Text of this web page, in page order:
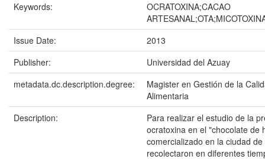
Keywords:
OCRATOXINA;CACAO
Issue Date:
2013
Publisher:
Universidad del Azuay
metadata.dc.description.degree:
Magister en Gestión de la
Alimentaria
Description:
Para realizar el estudio de la
ocratoxina en el "chocolate de
comercializado en la ciudad
recolectaron en diferentes